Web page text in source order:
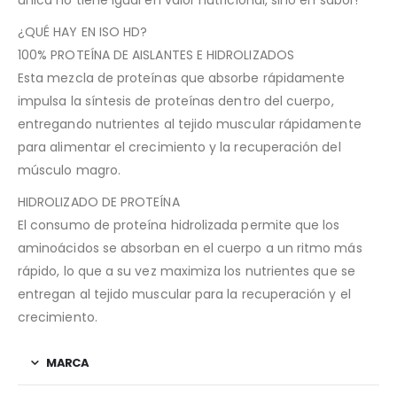
¿QUÉ HAY EN ISO HD?
100% PROTEÍNA DE AISLANTES E HIDROLIZADOS
Esta mezcla de proteínas que absorbe rápidamente
impulsa la síntesis de proteínas dentro del cuerpo,
entregando nutrientes al tejido muscular rápidamente
para alimentar el crecimiento y la recuperación del
músculo magro.
HIDROLIZADO DE PROTEÍNA
El consumo de proteína hidrolizada permite que los
aminoácidos se absorban en el cuerpo a un ritmo más
rápido, lo que a su vez maximiza los nutrientes que se
entregan al tejido muscular para la recuperación y el
crecimiento.
MARCA